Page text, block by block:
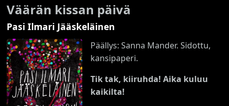
Väärän kissan päivä
Pasi Ilmari Jääskeläinen
Päällys: Sanna Mander. Sidottu,
kansipaperi.
Tik tak, kiiruhda! Aika kuluu
kaikilta!